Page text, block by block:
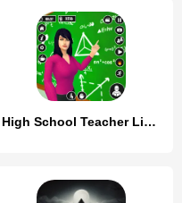
High School Teacher Life Game